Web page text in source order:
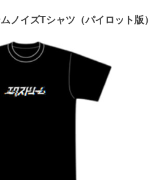
ノイズTシャツ（パイロット版）